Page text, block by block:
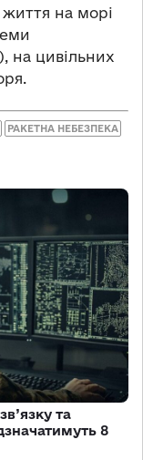
на морі
на цивільних
РАКЕТНА НЕБЕЗПЕКА
та
8